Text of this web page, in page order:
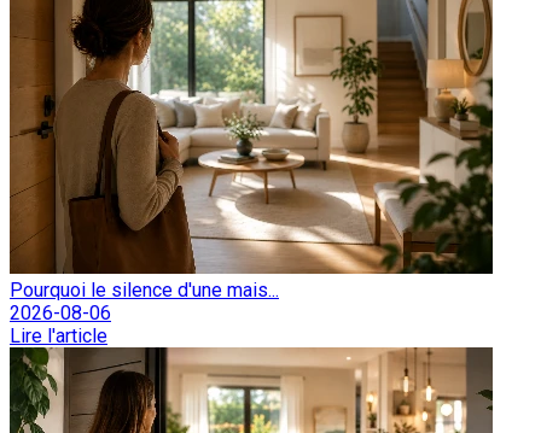
Pourquoi le silence d'une mais...
2026-08-06
Lire l'article